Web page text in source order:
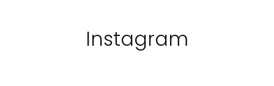
Instagram